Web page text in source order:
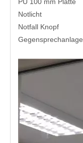
Notlicht
Notfall Knopf
Gegensprechanlage